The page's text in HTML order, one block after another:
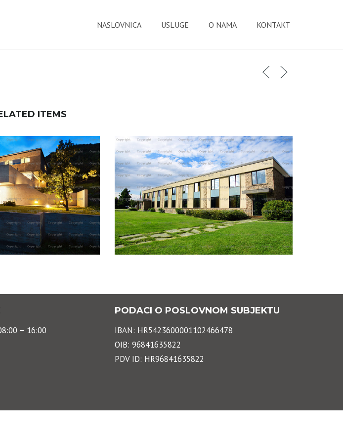
NASLOVNICA USLUGE O NAMA KONTAKT
ITEMS
BUILDING POMPIEX BUILDING
– 16:00
PODACI O POSLOVNOM SUBJEKTU
IBAN: HR5423600001102466478
OIB: 96841635822
PDV ID: HR96841635822